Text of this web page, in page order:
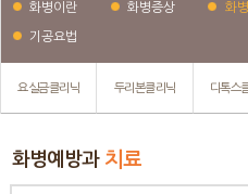
화병이란 화병증상 화
기공요법
요실금클리닉 두리본클리닉 디톡스
화병예방과 치료